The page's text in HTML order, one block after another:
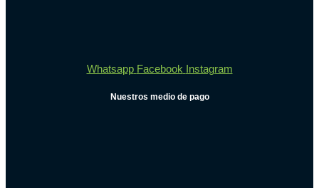
Whatsapp Facebook Instagram
Nuestros medio de pago